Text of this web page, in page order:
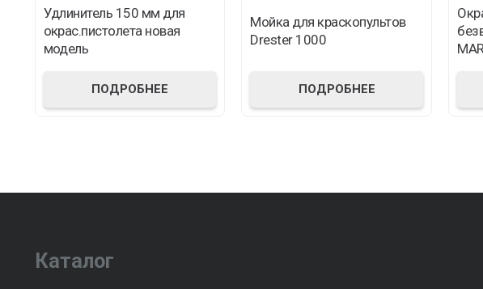
Удлинитель 150 мм для
окрас.пистолета новая
модель
ПОДРОБНЕЕ
Мойка для краскопультов
Drester 1000
ПОДРОБНЕЕ
Каталог